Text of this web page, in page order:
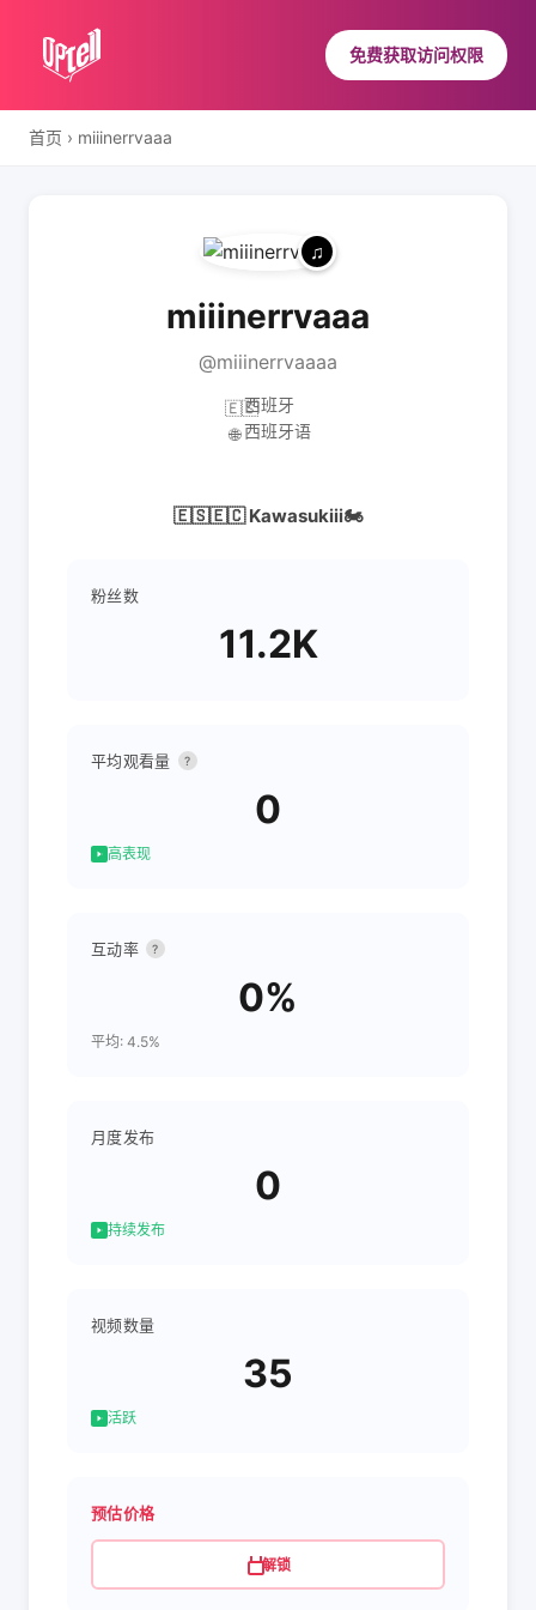
免费获取访问权限
首页 › miiinerrvaaa
miiinerrvaaa
@miiinerrvaaaa
🇪🇸西班牙
🌐 西班牙语
🇪🇸🇪🇨 Kawasukiii🏍️
粉丝数
11.2K
平均观看量 ?
0
高表现
互动率 ?
0%
平均: 4.5%
月度发布
0
持续发布
视频数量
35
活跃
预估价格
解锁